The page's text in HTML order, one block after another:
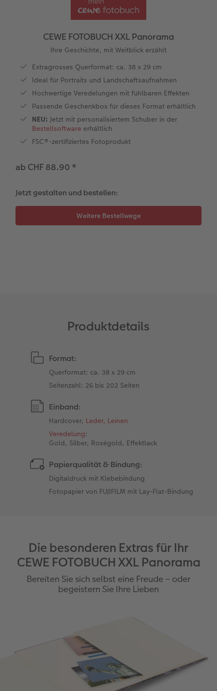
Personalisierter Schuber
CEWE FOTOBUCH Kids
Einband mit Leder und Leinen
Erste Schritte
Bestellwege
Webinare
Kundenbeispiele
Kundengeschichten
Coffeetable Book «Art Collection»
Nature Prints
Fotosets
Fotosticker
Sofortfotos
Passfotos
Zubehör
Photo Streetmap Poster
hexxas
Acrylglas
Alu Dibond
Foto auf Holz
Gallery Print
Hartschaum
Mehrteiler
Wandgestaltung
Weitere Anlässe
Fotokarten
Postkarten
Einzelkarten im Direktversand
Haustiere
Faber-Castell
Art Prints
Foto-Geschenkbox
Geschenkidee
CEWE Geschenkgutschein
Foto-Leckerlidose
Neuheiten
Silikonhüllen
Lederhüllen
Holzhülle
Handykette
Mit Design
Wandkalender mit Design
Wandkalender A4 Panorama
Wandkalender A3
Tischkalender Quadratisch
Zubehör
Sofortgrusskarten
Sofortcollagen
Mehrteilige Sofortfotos
Biometrische Passfotos
Filiale finden
Zum Geburtstag
Geschenke zum Abschied
Fotogeschenke zum Osterfest
für Brautpaare
für den JGA
Hochzeit
Fotowettbewerbe
Kundengeschichten
App
CEWE FOTOBUCH XXL Panorama
Ihre Geschichte, mit Weitblick erzählt
Extragrosses Querformat: ca. 38 x 29 cm
Ideal für Portraits und Landschaftsaufnahmen
Hochwertige Veredelungen mit fühlbaren Effekten
Passende Geschenkbox für dieses Format erhältlich
NEU: Jetzt mit personalisiertem Schuber in der
Bestellsoftware erhältlich
FSC®-zertifiziertes Fotoprodukt
ab CHF 88.90 *
Jetzt gestalten und bestellen:
Produktdetails
Format:
Querformat: ca. 38 x 29 cm
Seitenzahl: 26 bis 202 Seiten
Einband:
Hardcover, Leder, Leinen
Veredelung:
Gold, Silber, Roségold, Effektlack
Papierqualität & Bindung:
Digitaldruck mit Klebebindung
Fotopapier von FUJIFILM mit Lay-Flat-Bindung
Die besonderen Extras für Ihr
CEWE FOTOBUCH XXL Panorama
Bereiten Sie sich selbst eine Freude – oder
begeistern Sie Ihre Lieben